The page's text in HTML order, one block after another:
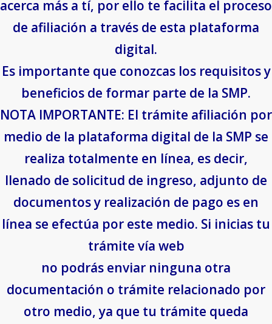
acerca más a tí, por ello te facilita el proceso
de afiliación a través de esta plataforma
digital.
Es importante que conozcas los requisitos y
beneficios de formar parte de la SMP.
NOTA IMPORTANTE: El trámite afiliación por
medio de la plataforma digital de la SMP se
realiza totalmente en línea, es decir,
llenado de solicitud de ingreso, adjunto de
documentos y realización de pago es en
línea se efectúa por este medio. Si inicias tu
trámite vía web
no podrás enviar ninguna otra
documentación o trámite relacionado por
otro medio, ya que tu trámite queda